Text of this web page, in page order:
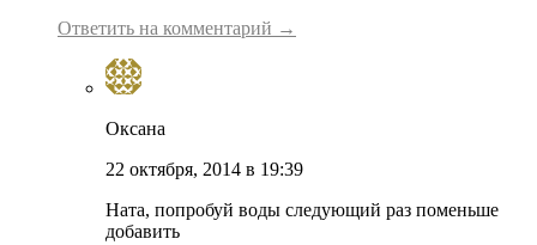
Ответить на комментарий →
Оксана
22 октября, 2014 в 19:39
Ната, попробуй воды следующий раз поменьше
добавить